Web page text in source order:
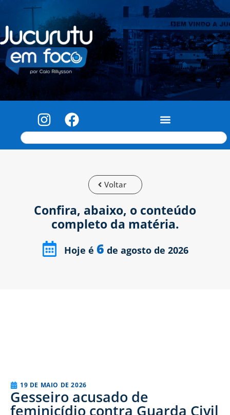
Voltar
Confira, abaixo, o conteúdo
completo da matéria.
Hoje é 6 de agosto de 2026
19 DE MAIO DE 2026
Gesseiro acusado de
feminicídio contra Guarda Civil